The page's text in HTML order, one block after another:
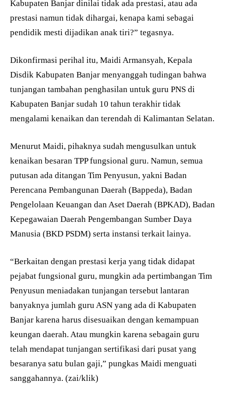
Kabupaten Banjar dinilai tidak ada prestasi, atau ada
prestasi namun tidak dihargai, kenapa kami sebagai
pendidik mesti dijadikan anak tiri?” tegasnya.
Dikonfirmasi perihal itu, Maidi Armansyah, Kepala
Disdik Kabupaten Banjar menyanggah tudingan bahwa
tunjangan tambahan penghasilan untuk guru PNS di
Kabupaten Banjar sudah 10 tahun terakhir tidak
mengalami kenaikan dan terendah di Kalimantan Selatan.
Menurut Maidi, pihaknya sudah mengusulkan untuk
kenaikan besaran TPP fungsional guru. Namun, semua
putusan ada ditangan Tim Penyusun, yakni Badan
Perencana Pembangunan Daerah (Bappeda), Badan
Pengelolaan Keuangan dan Aset Daerah (BPKAD), Badan
Kepegawaian Daerah Pengembangan Sumber Daya
Manusia (BKD PSDM) serta instansi terkait lainya.
“Berkaitan dengan prestasi kerja yang tidak didapat
pejabat fungsional guru, mungkin ada pertimbangan Tim
Penyusun meniadakan tunjangan tersebut lantaran
banyaknya jumlah guru ASN yang ada di Kabupaten
Banjar karena harus disesuaikan dengan kemampuan
keungan daerah. Atau mungkin karena sebagain guru
telah mendapat tunjangan sertifikasi dari pusat yang
besaranya satu bulan gaji,” pungkas Maidi menguati
sanggahannya. (zai/klik)